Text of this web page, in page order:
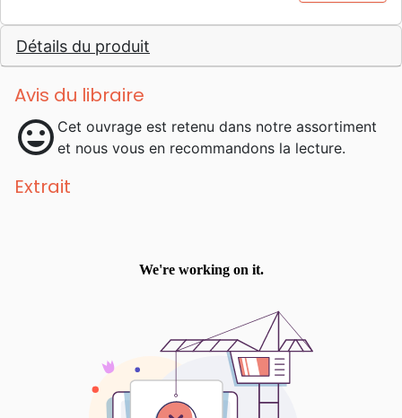
Détails du produit
Avis du libraire
mood Cet ouvrage est retenu dans notre assortiment
et nous vous en recommandons la lecture.
Extrait